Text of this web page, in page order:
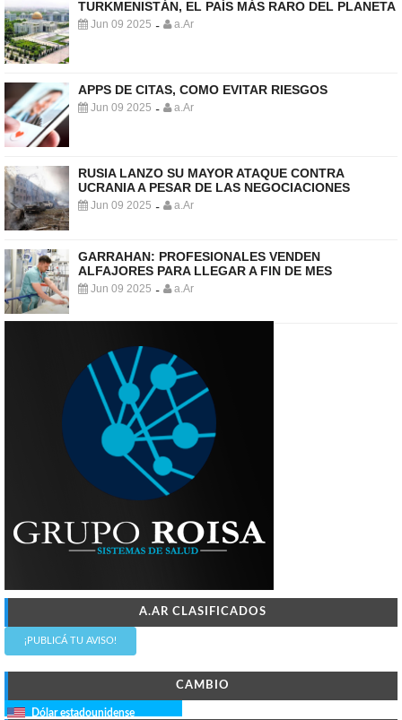
TURKMENISTÁN, EL PAÍS MÁS RARO DEL PLANETA
Jun 09 2025 - a.Ar
APPS DE CITAS, COMO EVITAR RIESGOS
Jun 09 2025 - a.Ar
RUSIA LANZO SU MAYOR ATAQUE CONTRA
UCRANIA A PESAR DE LAS NEGOCIACIONES
Jun 09 2025 - a.Ar
GARRAHAN: PROFESIONALES VENDEN
ALFAJORES PARA LLEGAR A FIN DE MES
Jun 09 2025 - a.Ar
A.AR CLASIFICADOS
¡PUBLICÁ TU AVISO!
CAMBIO
Dólar estadounidense